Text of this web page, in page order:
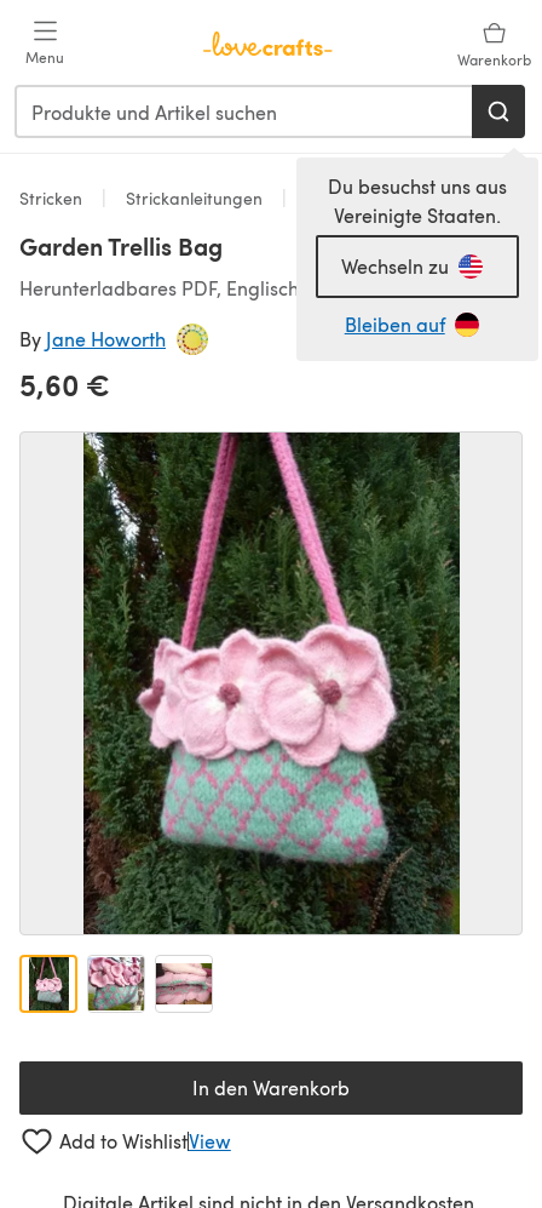
Menu Warenkorb
Du besuchst uns aus
Vereinigte Staaten.
Wechseln zu
Bleiben auf
Stricken Strickanleitungen Accessoires
Garden Trellis Bag
Herunterladbares PDF, Englisch
By Jane Howorth
5,60 €
In den Warenkorb
Add to WishlistView
Digitale Artikel sind nicht in den Versandkosten